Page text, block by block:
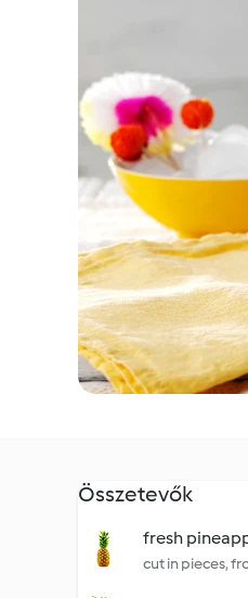
Összetevők
fresh
cut in pieces,